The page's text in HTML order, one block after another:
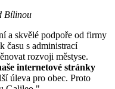
Bílinou
a skvělé podpoře od firmy
času s administrací
rozvoji městyse.
internetové stránky
úleva pro obec. Proto